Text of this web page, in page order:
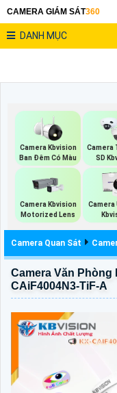
CAMERA GIÁM SÁT360
DANH MỤC
Camera Kbvision
Ban Đêm Có Màu
Camera
SD
Camera Kbvision
Motorized Lens
Camera
Camera Quan Sát
Camera Văn
CAiF4004N3-TiF-A